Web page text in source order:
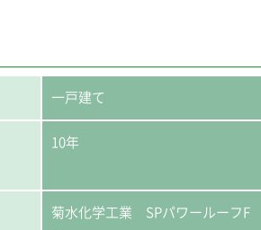
一戸建て
10年
菊水化学工業 SPパワールーフF